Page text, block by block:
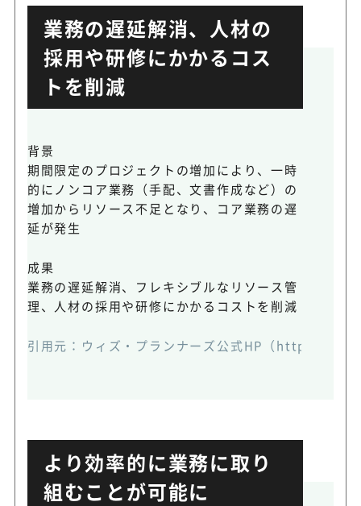
業務の遅延解消、人材の
採用や研修にかかるコス
トを削減
背景
期間限定のプロジェクトの増加により、一時
的にノンコア業務（手配、文書作成など）の
増加からリソース不足となり、コア業務の遅
延が発生
成果
業務の遅延解消、フレキシブルなリソース管
理、人材の採用や研修にかかるコストを削減
引用元： ウィズ・プランナーズ公式HP（https://
より効率的に業務に取り
組むことが可能に